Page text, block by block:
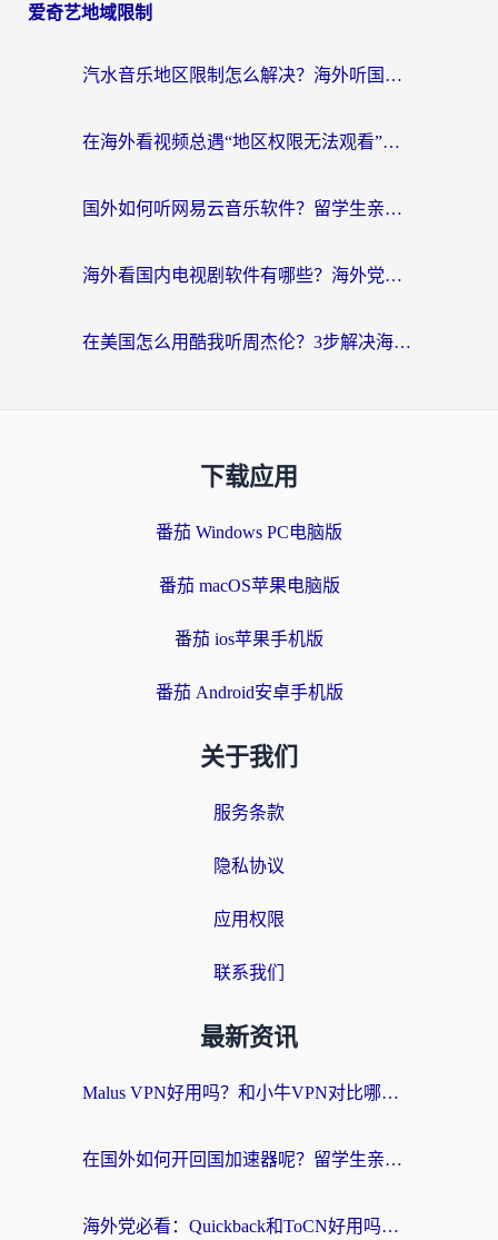
爱奇艺地域限制
汽水音乐地区限制怎么解决？海外听国内音乐的实用指南来了
在海外看视频总遇“地区权限无法观看”？这篇攻略帮你轻松解锁国内影视动漫
国外如何听网易云音乐软件？留学生亲测有效的回国加速方案
海外看国内电视剧软件有哪些？海外党专属追剧指南来了
在美国怎么用酷我听周杰伦？3步解决海外听歌地域限制，附QQ音乐网易云通用技巧
下载应用
番茄 Windows PC电脑版
番茄 macOS苹果电脑版
番茄 ios苹果手机版
番茄 Android安卓手机版
关于我们
服务条款
隐私协议
应用权限
联系我们
最新资讯
Malus VPN好用吗？和小牛VPN对比哪个回国效果更好？海外党亲测实用指南
在国外如何开回国加速器呢？留学生亲测的无缝访问国内资源指南
海外党必看：Quickback和ToCN好用吗？3分钟选对回国加速器的实用指南